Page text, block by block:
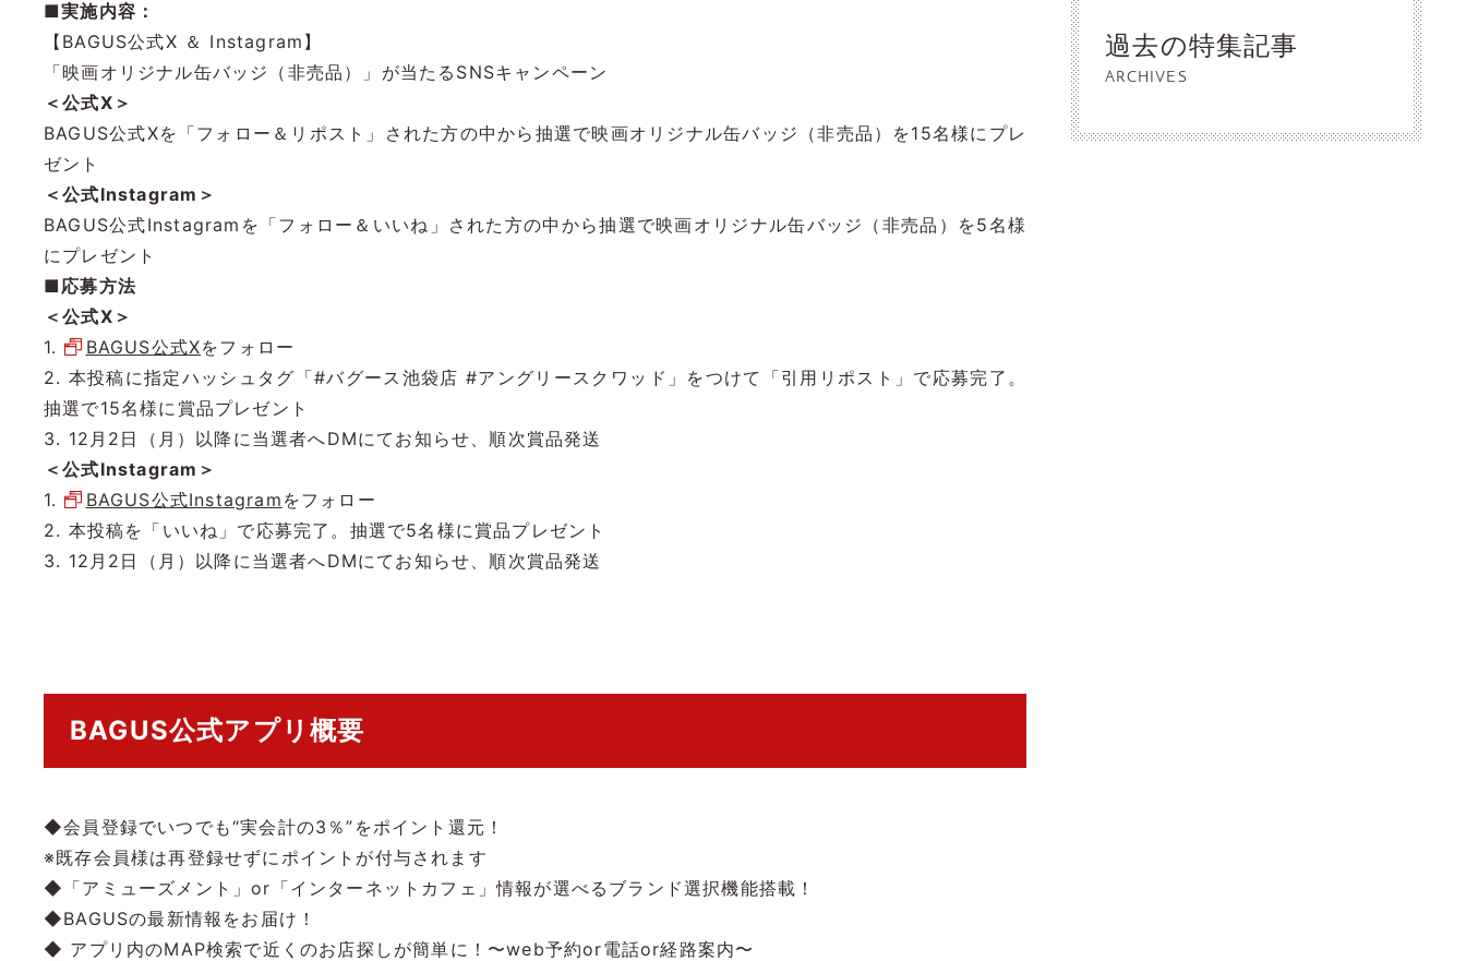
■実施内容：
【BAGUS公式X ＆ Instagram】
「映画オリジナル缶バッジ（非売品）」が当たるSNSキャンペーン
＜公式X＞
BAGUS公式Xを「フォロー＆リポスト」された方の中から抽選で映画オリジナル缶バッジ（非売品）を15名様にプレ
ゼント
＜公式Instagram＞
BAGUS公式Instagramを「フォロー＆いいね」された方の中から抽選で映画オリジナル缶バッジ（非売品）を5名様
にプレゼント
■応募方法
＜公式X＞
1.
BAGUS公式Xをフォロー
2. 本投稿に指定ハッシュタグ「#バグース池袋店 #アングリースクワッド」をつけて「引用リポスト」で応募完了。
抽選で15名様に賞品プレゼント
3. 12月2日（月）以降に当選者へDMにてお知らせ、順次賞品発送
＜公式Instagram＞
1.
BAGUS公式Instagram をフォロー
2. 本投稿を「いいね」で応募完了。抽選で5名様に賞品プレゼント
3. 12月2日（月）以降に当選者へDMにてお知らせ、順次賞品発送
BAGUS公式アプリ概要
◆会員登録でいつでも“実会計の3％”をポイント還元！
※既存会員様は再登録せずにポイントが付与されます
◆「アミューズメント」or「インターネットカフェ」情報が選べるブランド選択機能搭載！
◆BAGUSの最新情報をお届け！
◆ アプリ内のMAP検索で近くのお店探しが簡単に！〜web予約or電話or経路案内〜
過去の特集記事
ARCHIVES